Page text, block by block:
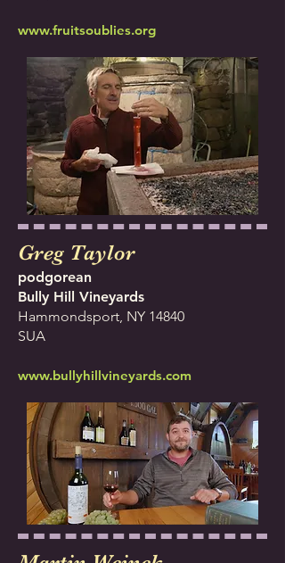
www.fruitsoublies.org
Greg Taylor
podgorean
Bully Hill Vineyards
Hammondsport, NY 14840
SUA
www.bullyhillvineyards.com